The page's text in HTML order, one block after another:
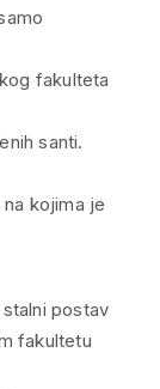
fakulteta
santi.
kojima je
postav
fakultetu